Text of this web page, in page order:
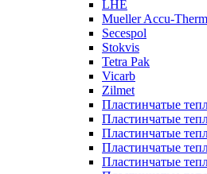
LHE
Mueller Accu-Therm
Secespol
Stokvis
Tetra Pak
Vicarb
Zilmet
Пластинчатые
Пластинчатые
Пластинчатые
Пластинчатые
Пластинчатые